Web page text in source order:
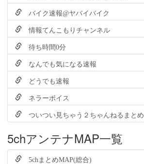
バイク速報@ヤバイバイク
情報てんこもりチャンネル
待ち時間0分
なんでも気になる速報
どうでも速報
ネラーボイス
ついつい見ちゃう２ちゃんねるまとめ
5chアンテナMAP一覧
5chまとめMAP(総合)